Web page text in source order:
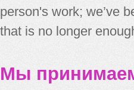
person's work; we’ve
that is no longer
Мы